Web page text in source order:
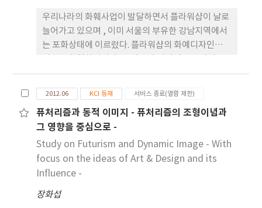
지가 제시되어야 한다. 더불어 국외의 다양한 디자인
사례들과 설명도 보충해야 한다. 이러한 개선방안을
바탕으로 본 연구가 중국 중학교 디자인교육의 발전
우리나라의 화훼사업이 발달하면서 플라워샵이 날로
늘어가고 있으며 , 이미 서울의 부유한 강남지역에서
는 포화상태에 이르렀다. 플라워샵의 화예디자인은
비자의 발길도 줄어들어 어려움을 피하지 못하는 실
정이다. 이러한 시점에서 효과적으로 화예디자인을
부흥시킬 수 있는 방법 중 하나로 명품브랜드와의 전
략적 제휴를 들 수 있다. 따라서 본 연구에서는 화예디
자인이 명품브랜드의 감성마케팅 측면에서 활용된 사
례를 토대로, 설문을 통해 브랜드 아이덴티티와 어울
리는 화예디자인의 요소와 작품을 선정하여, 그 연계
성을 살펴보았다. 그 결과, 에르메스 브랜드 화예디자
앞에서 분석한 에르메스 브랜드 아이덴티티 내용과
2012.06 KCI 등재 서비스 종료(열람 제한)
퓨처리즘과 동적 이미지 - 퓨처리즘의 조형이념과
그 영향을 중심으로 -
Study on Futurism and Dynamic Image - With
focus on the ideas of Art & Design and its
Influence -
장화섭